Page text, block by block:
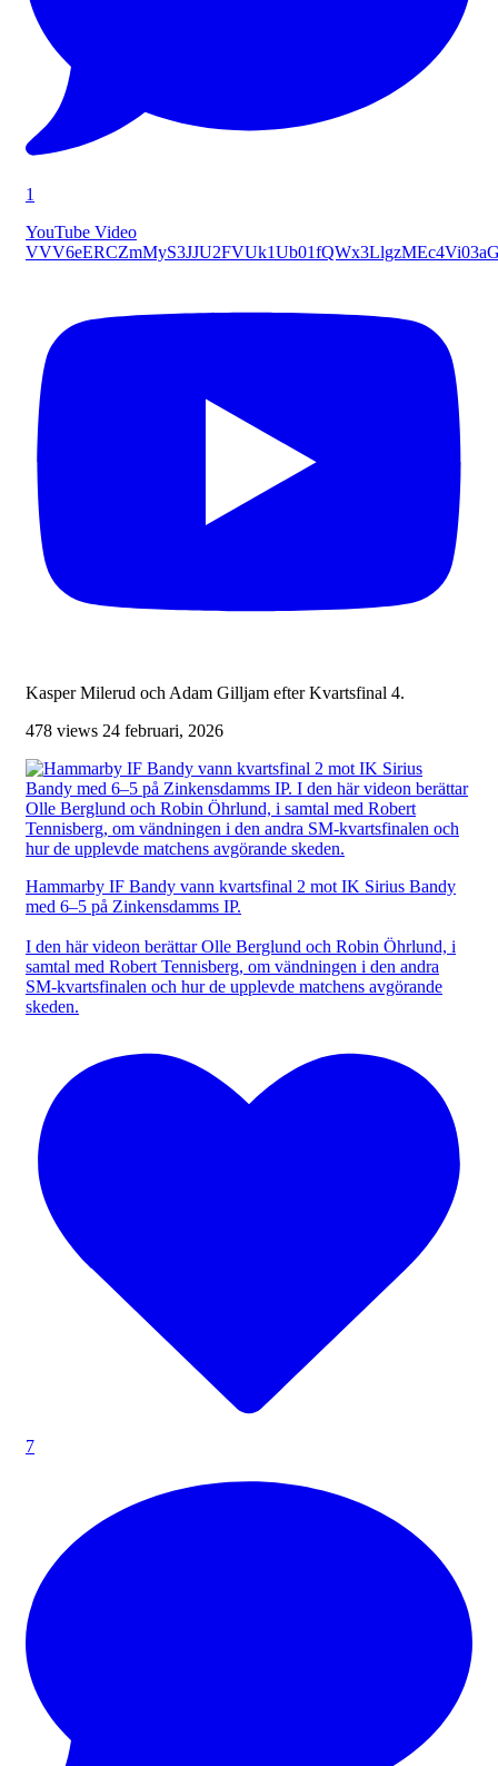
1
YouTube Video
Kasper Milerud och Adam Gilljam efter Kvartsfinal 4.
478 views 24 februari, 2026
Hammarby IF Bandy vann kvartsfinal 2 mot IK Sirius Bandy
med 6–5 på Zinkensdamms IP.
I den här videon berättar Olle Berglund och Robin Öhrlund, i
samtal med Robert Tennisberg, om vändningen i den andra
SM-kvartsfinalen och hur de upplevde matchens avgörande
skeden.
7